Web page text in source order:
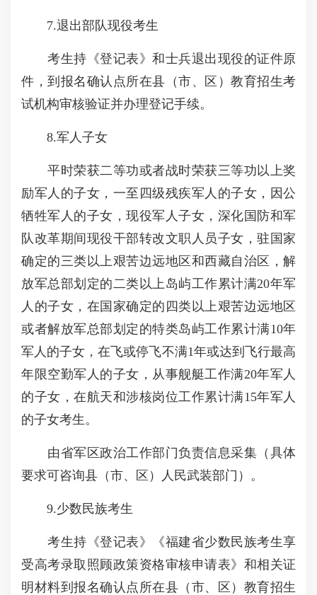
7.退出部队现役考生
考生持《登记表》和士兵退出现役的证件原
件，到报名确认点所在县（市、区）教育招生考
试机构审核验证并办理登记手续。
8.军人子女
平时荣获二等功或者战时荣获三等功以上奖
励军人的子女，一至四级残疾军人的子女，因公
牺牲军人的子女，现役军人子女，深化国防和军
队改革期间现役干部转改文职人员子女，驻国家
确定的三类以上艰苦边远地区和西藏自治区，解
放军总部划定的二类以上岛屿工作累计满20年军
人的子女，在国家确定的四类以上艰苦边远地区
或者解放军总部划定的特类岛屿工作累计满10年
军人的子女，在飞或停飞不满1年或达到飞行最高
年限空勤军人的子女，从事舰艇工作满20年军人
的子女，在航天和涉核岗位工作累计满15年军人
的子女考生。
由省军区政治工作部门负责信息采集（具体
要求可咨询县（市、区）人民武装部门）。
9.少数民族考生
考生持《登记表》《福建省少数民族考生享
受高考录取照顾政策资格审核申请表》和相关证
明材料到报名确认点所在县（市、区）教育招生